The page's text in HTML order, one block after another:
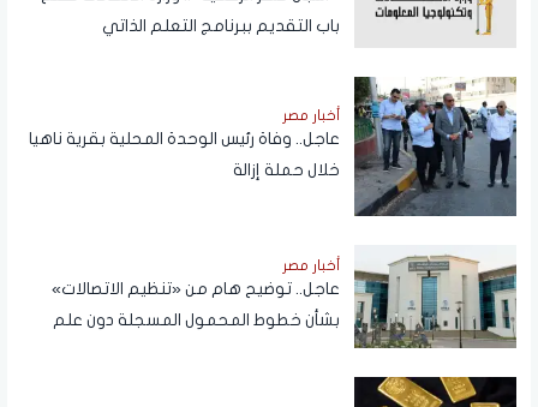
باب التقديم ببرنامج التعلم الذاتي
أخبار مصر
عاجل.. وفاة رئيس الوحدة المحلية بقرية ناهيا
خلال حملة إزالة
أخبار مصر
عاجل.. توضيح هام من «تنظيم الاتصالات»
بشأن خطوط المحمول المسجلة دون علم